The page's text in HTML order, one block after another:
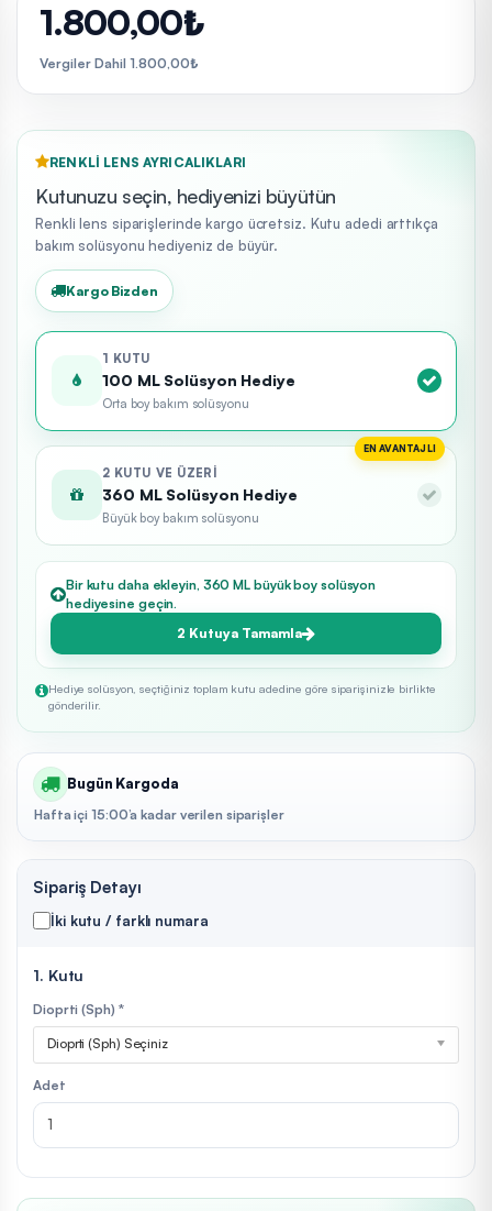
1.800,00₺
Vergiler Dahil 1.800,00₺
RENKLI LENS AYRICALIKLARI
Kutunuzu seçin, hediyenizi büyütün
Renkli lens siparişlerinde kargo ücretsiz. Kutu adedi arttıkça
bakım solüsyonu hediyeniz de büyür.
Kargo Bizden
1 KUTU
100 ML Solüsyon Hediye
Orta boy bakım solüsyonu
EN AVANTAJLI
2 KUTU VE ÜZERI
360 ML Solüsyon Hediye
Büyük boy bakım solüsyonu
Bir kutu daha ekleyin, 360 ML büyük boy solüsyon
hediyesine geçin.
2 Kutuya Tamamla
Hediye solüsyon, seçtiğiniz toplam kutu adedine göre siparişinizle birlikte
gönderilir.
Bugün Kargoda
Hafta içi 15:00’a kadar verilen siparişler
Sipariş Detayı
İki kutu / farklı numara
1. Kutu
Dioprti (Sph) *
Dioprti (Sph) Seçiniz
Adet